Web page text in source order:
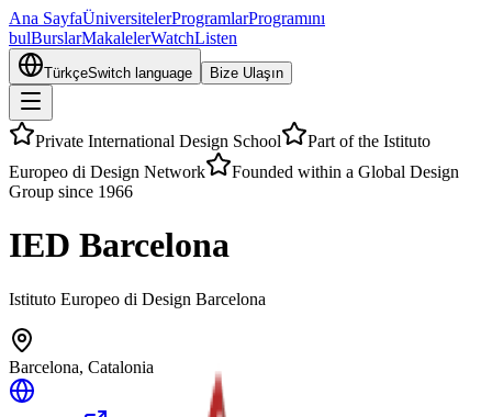
Ana SayfaÜniversitelerProgramlarProgramını
bulBurslarMakalelerWatchListen
TürkçeSwitch language Bize Ulaşın
Private International Design School
Part of the Istituto
Europeo di Design Network
Founded within a Global Design
Group since 1966
IED Barcelona
Istituto Europeo di Design Barcelona
Barcelona, Catalonia